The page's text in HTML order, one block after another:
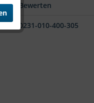
Bewerten
9999-0231-010-400-305